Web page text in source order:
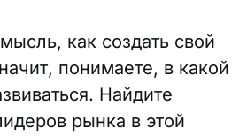
как создать свой
понимаете, в какой
Найдите
рынка в этой